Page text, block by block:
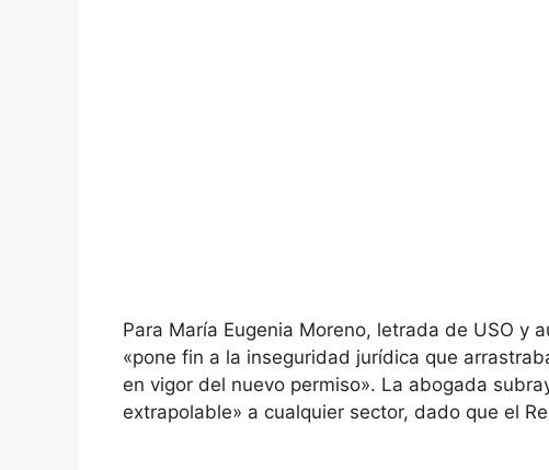
Para María Eugenia Moreno, letrada de USO y
«pone fin a la inseguridad jurídica que
en vigor del nuevo permiso». La abogada
extrapolable» a cualquier sector, dado que el